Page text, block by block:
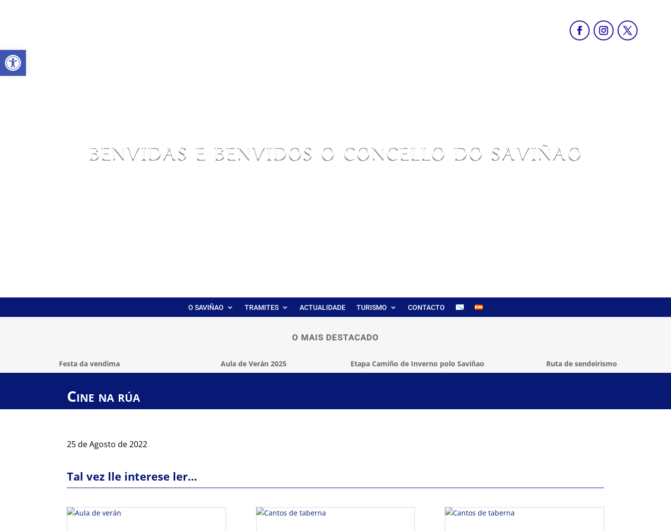
Abrir barra de ferramentas
BENVIDAS E BENVIDOS O CONCELLO DO SAVIÑAO
O SAVIÑAO TRAMITES ACTUALIDADE TURISMO CONTACTO
O MAIS DESTACADO
Festa da vendima Aula de Verán 2025 Etapa Camiño de Inverno polo Saviñao Ruta de sendeirismo
Cine na rúa
25 de Agosto de 2022
Tal vez lle interese ler…